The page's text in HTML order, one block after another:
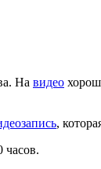
На видео
,
часов.